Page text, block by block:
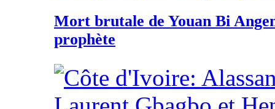
Mort brutale de Youan Bi
prophète